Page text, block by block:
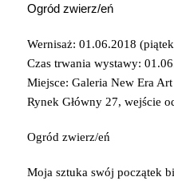
Ogród zwierz/eń
Wernisaż: 01.06.2018
Czas trwania wystawy:
Miejsce: Galeria New Era Art
Rynek Główny 27, wejście
Ogród zwierz/eń
Moja sztuka swój początek